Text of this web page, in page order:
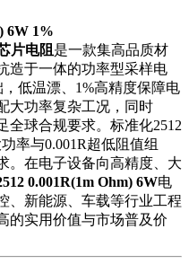
6W 1%
片电阻 是一款集高品质材
造于一体的功率型采样电
低温漂、1%高精度保障电
大功率复杂工况，同时
全球合规要求。标准化2512
率与0.001R超低阻值组
。在电子设备向高精度、大
0.001R(1m Ohm) 6W电
、新能源、车载等行业工程
的实用价值与市场普及价